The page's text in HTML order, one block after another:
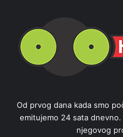
Od prvog dana kada smo
emitujemo 24 sata
njegovog